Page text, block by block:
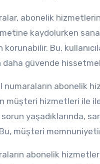
abonelik
kaydolurken
korunabilir. Bu,
daha güvende
numaraların abonelik
müşteri hizmetleri ile
yaşadıklarında,
müşteri
abonelik